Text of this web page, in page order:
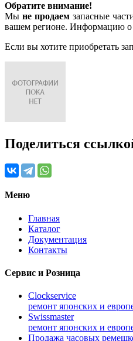
Обратите внимание!
Мы не продаемзапасные
вашем регионе. Информацию о
Если вы хотите приобретать
Поделиться
Меню
Главная
Каталог
Документация
Контакты
Сервис и Розница
Clockservice
ремонт японских и
Swissmaster
ремонт японских и
Продажа часовых